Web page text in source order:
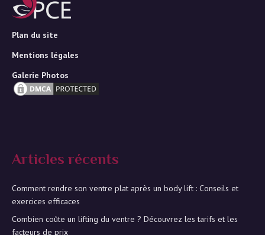
Plan du site
Mentions légales
Galerie Photos
Articles récents
Comment rendre son ventre plat après un body lift : Conseils et
exercices efficaces
Combien coûte un lifting du ventre ? Découvrez les tarifs et les
facteurs de prix